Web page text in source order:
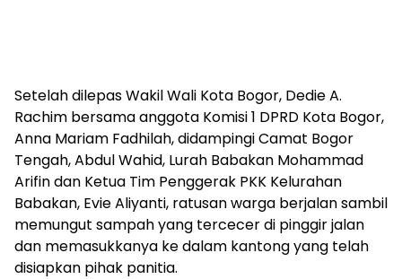
Setelah dilepas Wakil Wali Kota Bogor, Dedie A.
Rachim bersama anggota Komisi 1 DPRD Kota Bogor,
Anna Mariam Fadhilah, didampingi Camat Bogor
Tengah, Abdul Wahid, Lurah Babakan Mohammad
Arifin dan Ketua Tim Penggerak PKK Kelurahan
Babakan, Evie Aliyanti, ratusan warga berjalan sambil
memungut sampah yang tercecer di pinggir jalan
dan memasukkanya ke dalam kantong yang telah
disiapkan pihak panitia.